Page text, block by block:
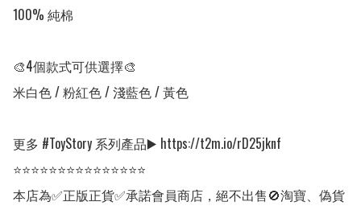
100% 純棉
🎨4個款式可供選擇🎨
米白色 / 粉紅色 / 淺藍色 / 黃色
更多 #ToyStory 系列產品▶️ https://t2m.io/rD25jknf
⭐⭐⭐⭐⭐⭐⭐⭐⭐⭐⭐⭐⭐⭐⭐
本店為✅正版正貨✅承諾會員商店，絕不出售🚫淘寶、偽貨